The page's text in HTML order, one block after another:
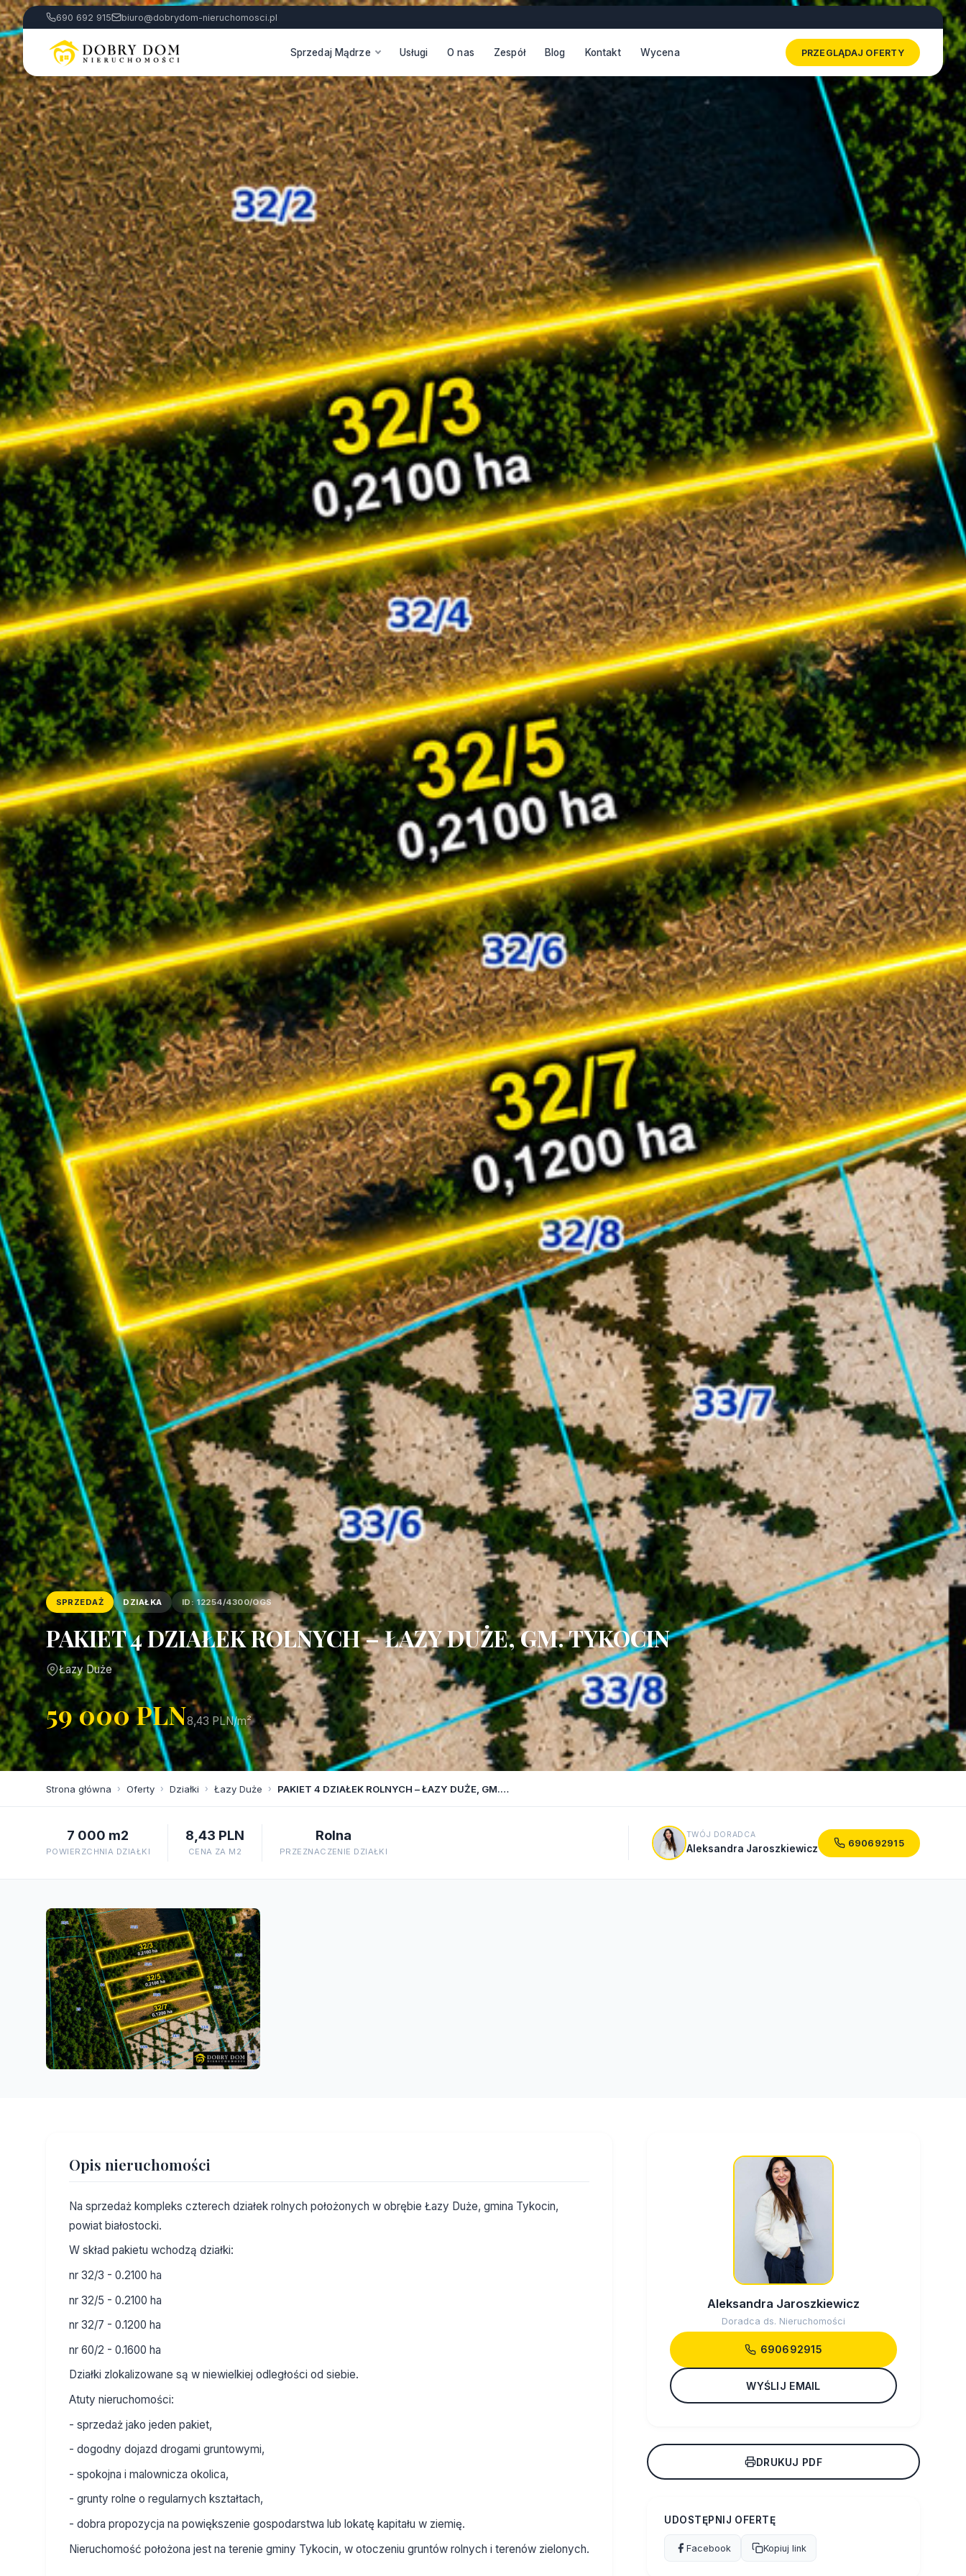
690 692 915 biuro@dobrydom-nieruchomosci.pl
Sprzedaj Mądrze Usługi O nas Zespół Blog Kontakt Wycena PRZEGLĄDAJ OFERTY
SPRZEDAŻ DZIAŁKA ID: 12254/4300/OGS
PAKIET 4 DZIAŁEK ROLNYCH – ŁAZY DUŻE, GM. TYKOCIN
Łazy Duże
59 000 PLN8,43 PLN/m²
Strona główna › Oferty › Działki › Łazy Duże › PAKIET 4 DZIAŁEK ROLNYCH – ŁAZY DUŻE, GM.…
7 000 m2
POWIERZCHNIA DZIAŁKI
8,43 PLN
CENA ZA M2
Rolna
PRZEZNACZENIE DZIAŁKI
TWÓJ DORADCA
Aleksandra Jaroszkiewicz 690692915
Opis nieruchomości
Na sprzedaż kompleks czterech działek rolnych położonych w obrębie Łazy Duże, gmina Tykocin,
powiat białostocki.
W skład pakietu wchodzą działki:
nr 32/3 - 0.2100 ha
nr 32/5 - 0.2100 ha
nr 32/7 - 0.1200 ha
nr 60/2 - 0.1600 ha
Działki zlokalizowane są w niewielkiej odległości od siebie.
Atuty nieruchomości:
- sprzedaż jako jeden pakiet,
- dogodny dojazd drogami gruntowymi,
- spokojna i malownicza okolica,
- grunty rolne o regularnych kształtach,
- dobra propozycja na powiększenie gospodarstwa lub lokatę kapitału w ziemię.
Nieruchomość położona jest na terenie gminy Tykocin, w otoczeniu gruntów rolnych i terenów zielonych.
Aleksandra Jaroszkiewicz
Doradca ds. Nieruchomości
690692915
WYŚLIJ EMAIL
DRUKUJ PDF
UDOSTĘPNIJ OFERTĘ
Facebook Kopiuj link